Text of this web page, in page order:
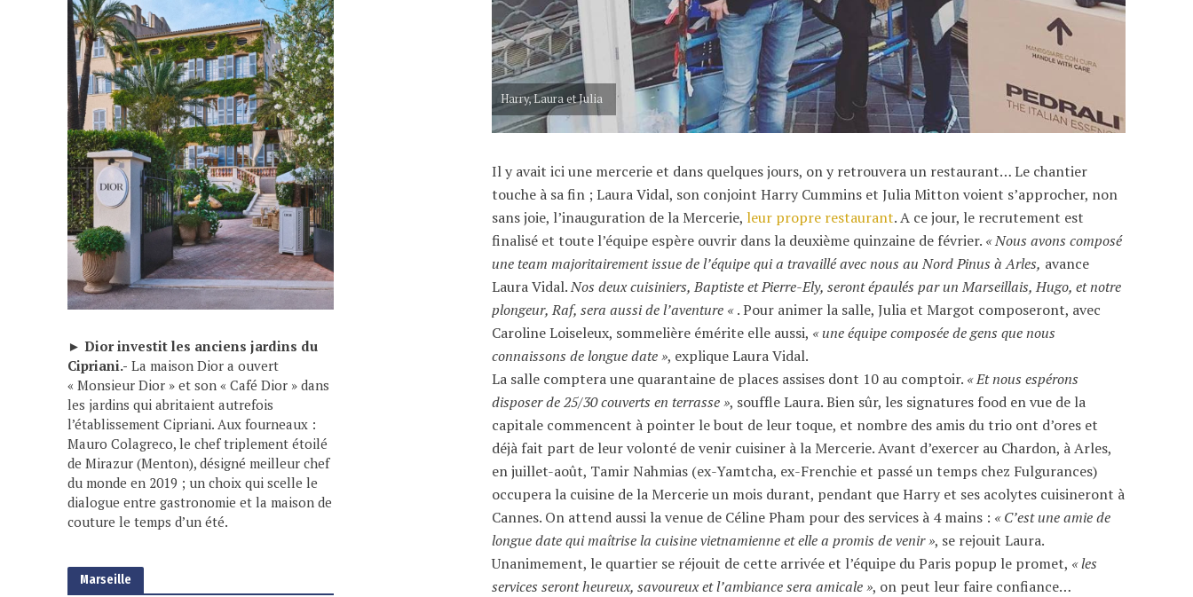
► Dior investit les anciens jardins du
Cipriani.- La maison Dior a ouvert
« Monsieur Dior » et son « Café Dior » dans
les jardins qui abritaient autrefois
l’établissement Cipriani. Aux fourneaux :
Mauro Colagreco, le chef triplement étoilé
de Mirazur (Menton), désigné meilleur chef
du monde en 2019 ; un choix qui scelle le
dialogue entre gastronomie et la maison de
couture le temps d’un été.
Marseille
Harry, Laura et Julia
Il y avait ici une mercerie et dans quelques jours, on y retrouvera un restaurant… Le chantier
touche à sa fin ; Laura Vidal, son conjoint Harry Cummins et Julia Mitton voient s’approcher, non
sans joie, l’inauguration de la Mercerie, leur propre restaurant. A ce jour, le recrutement est
finalisé et toute l’équipe espère ouvrir dans la deuxième quinzaine de février. « Nous avons composé
une team majoritairement issue de l’équipe qui a travaillé avec nous au Nord Pinus à Arles, avance
Laura Vidal.Nos deux cuisiniers, Baptiste et Pierre-Ely, seront épaulés par un Marseillais, Hugo, et notre
plongeur, Raf, sera aussi de l’aventure «. Pour animer la salle, Julia et Margot composeront, avec
Caroline Loiseleux, sommelière émérite elle aussi, « une équipe composée de gens que nous
connaissons de longue date », explique Laura Vidal.
La salle comptera une quarantaine de places assises dont 10 au comptoir. « Et nous espérons
disposer de 25/30 couverts en terrasse », souffle Laura. Bien sûr, les signatures food en vue de la
capitale commencent à pointer le bout de leur toque, et nombre des amis du trio ont d’ores et
déjà fait part de leur volonté de venir cuisiner à la Mercerie. Avant d’exercer au Chardon, à Arles,
en juillet-août, Tamir Nahmias (ex-Yamtcha, ex-Frenchie et passé un temps chez Fulgurances)
occupera la cuisine de la Mercerie un mois durant, pendant que Harry et ses acolytes cuisineront à
Cannes. On attend aussi la venue de Céline Pham pour des services à 4 mains : « C’est une amie de
longue date qui maîtrise la cuisine vietnamienne et elle a promis de venir », se rejouit Laura.
Unanimement, le quartier se réjouit de cette arrivée et l’équipe du Paris popup le promet, « les
services seront heureux, savoureux et l’ambiance sera amicale », on peut leur faire confiance…